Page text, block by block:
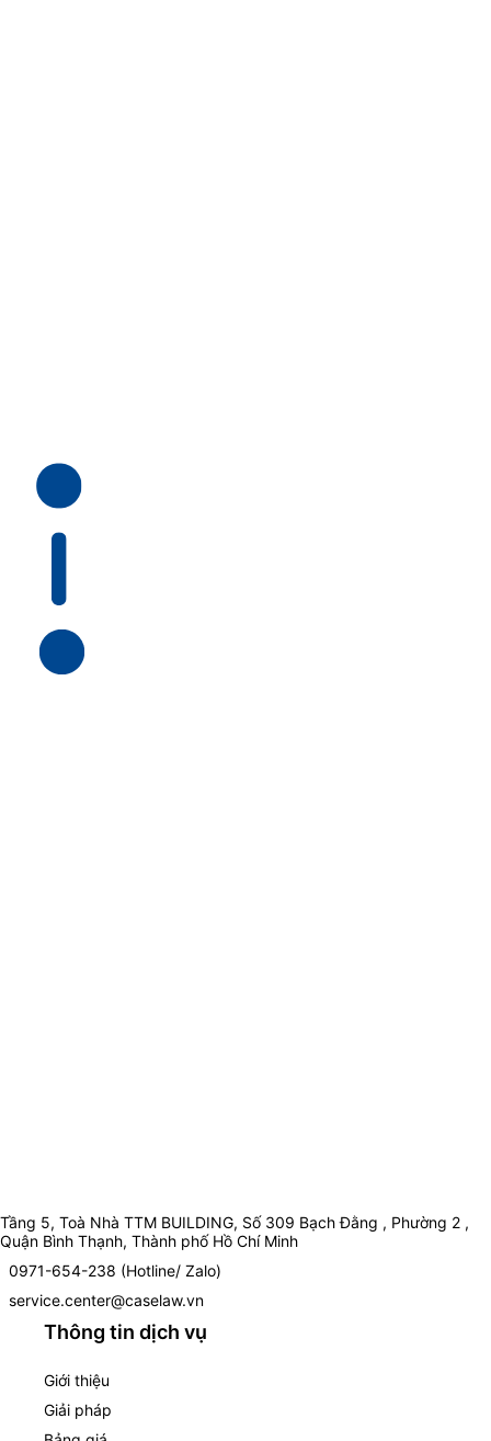
Tầng 5, Toà Nhà TTM BUILDING, Số 309 Bạch Đằng , Phường 2 ,
Quận Bình Thạnh, Thành phố Hồ Chí Minh
0971-654-238 (Hotline/ Zalo)
service.center@caselaw.vn
Thông tin dịch vụ
Giới thiệu
Giải pháp